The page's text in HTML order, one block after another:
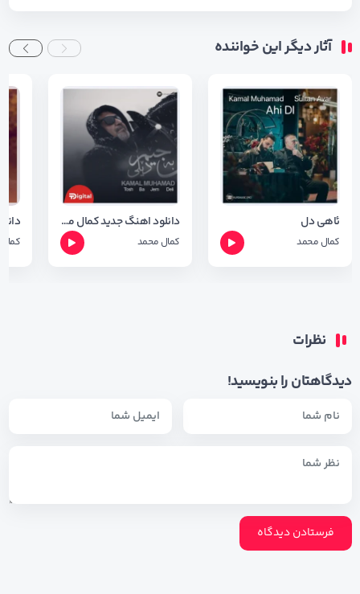
آثار دیگر این خواننده
ئاهی دل
کمال محمد
دانلود اهنگ جدید کمال محمد به نام توش بجیم دیلی + متن آهنگ
کمال محمد
نظرات
دیدگاهتان را بنویسید!